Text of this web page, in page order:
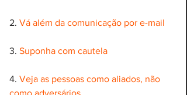
2. Vá além da comunicação por e-mail
3. Suponha com cautela
4. Veja as pessoas como aliados, não
como adversários